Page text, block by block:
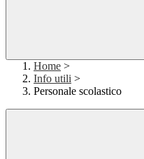
Home >
Info utili >
Personale scolastico